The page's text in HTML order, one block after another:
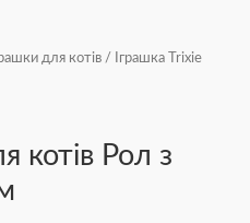
для котів / Іграшка Trixie
котів Рол з